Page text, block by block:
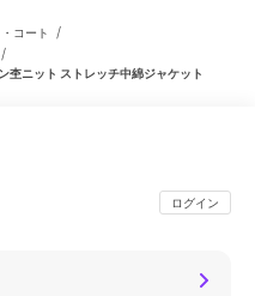
コート /
/
杢ニット ストレッチ中綿ジャケット
ログイン